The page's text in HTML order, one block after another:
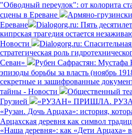
"Обводный переулок": от колорита
сцены в Ереване
Армяно-
Ереване
Dialogorg.ru: Пять
кипрская трагедия остается
Новости
Dialogorg.ru:
стратегическая роль
Севан»
Рубен Сафрастян: Мустафа
эпизоды борьбы за власть (ноябрь
секретные и зашифрованные
тайны - Новости
Общественный
Грузией
«РУЗАН» ПРИШЛА.
«Рузан. Дочь Арцаха»: история,
Арцахская деревня как символ
«Наша деревня»: как «Дети Арцаха»